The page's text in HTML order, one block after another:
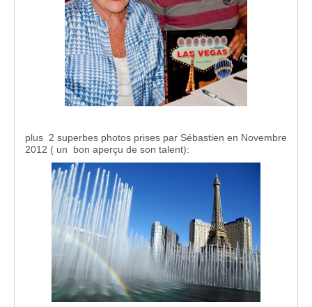
plus 2 superbes photos prises par Sébastien en Novembre
2012 ( un bon aperçu de son talent):